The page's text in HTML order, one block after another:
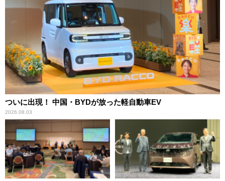
ついに出現！ 中国・BYDが放った軽自動車EV
2026.08.03